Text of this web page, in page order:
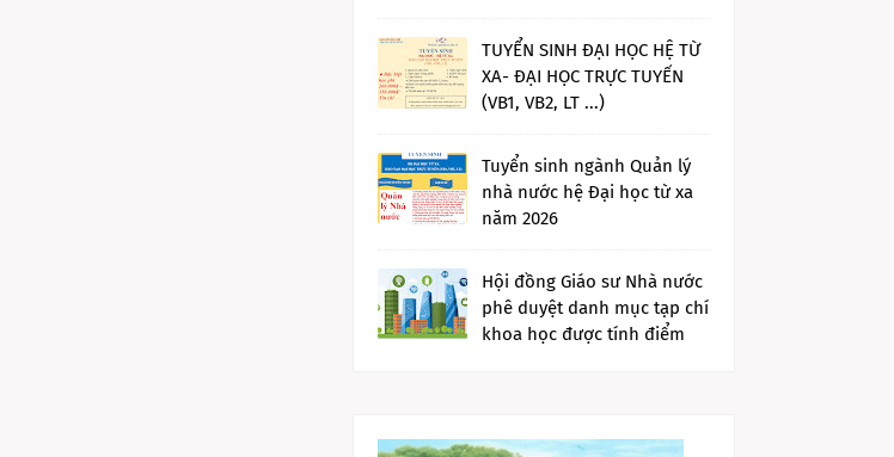
TUYỂN SINH ĐẠI HỌC HỆ TỪ
XA- ĐẠI HỌC TRỰC TUYẾN
(VB1, VB2, LT ...)
Tuyển sinh ngành Quản lý
nhà nước hệ Đại học từ xa
năm 2026
Hội đồng Giáo sư Nhà nước
phê duyệt danh mục tạp chí
khoa học được tính điểm